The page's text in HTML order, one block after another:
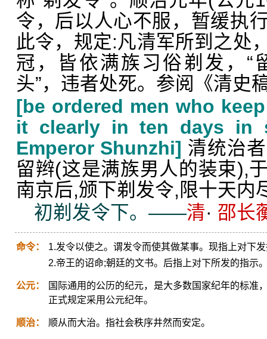
令，后以人心不服，暂缓执
此令，规定:凡清军所到之处
冠，皆依满族习俗剃发，“
头”，违者处死。参阅《清史
[be ordered men who
it clearly in ten days in
Emperor Shunzhi] 清统治
留辫(这是满族男人的装束),
南京后,颁下剃发令,限十天内
初剃发令下。——清· 邵长
命令：
1.发令以使之。谓发令而使其做某事。现指上对下
2.帝王的诏命;朝廷的文书。后指上对下所发的指示
公元：
国际通用的公历的纪元，是大多数国家纪年的标准
正式规定采用公元纪年。
顺治： 顺从而大治。指社会秩序井然而安定。